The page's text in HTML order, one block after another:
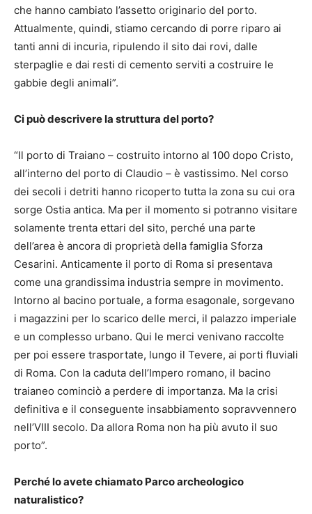
che hanno cambiato l’assetto originario del porto.
Attualmente, quindi, stiamo cercando di porre riparo ai
tanti anni di incuria, ripulendo il sito dai rovi, dalle
sterpaglie e dai resti di cemento serviti a costruire le
gabbie degli animali”.
Ci può descrivere la struttura del porto?
“Il porto di Traiano – costruito intorno al 100 dopo Cristo,
all’interno del porto di Claudio – è vastissimo. Nel corso
dei secoli i detriti hanno ricoperto tutta la zona su cui ora
sorge Ostia antica. Ma per il momento si potranno visitare
solamente trenta ettari del sito, perché una parte
dell’area è ancora di proprietà della famiglia Sforza
Cesarini. Anticamente il porto di Roma si presentava
come una grandissima industria sempre in movimento.
Intorno al bacino portuale, a forma esagonale, sorgevano
i magazzini per lo scarico delle merci, il palazzo imperiale
e un complesso urbano. Qui le merci venivano raccolte
per poi essere trasportate, lungo il Tevere, ai porti fluviali
di Roma. Con la caduta dell’Impero romano, il bacino
traianeo cominciò a perdere di importanza. Ma la crisi
definitiva e il conseguente insabbiamento sopravvennero
nell’VIII secolo. Da allora Roma non ha più avuto il suo
porto”.
Perché lo avete chiamato Parco archeologico
naturalistico?